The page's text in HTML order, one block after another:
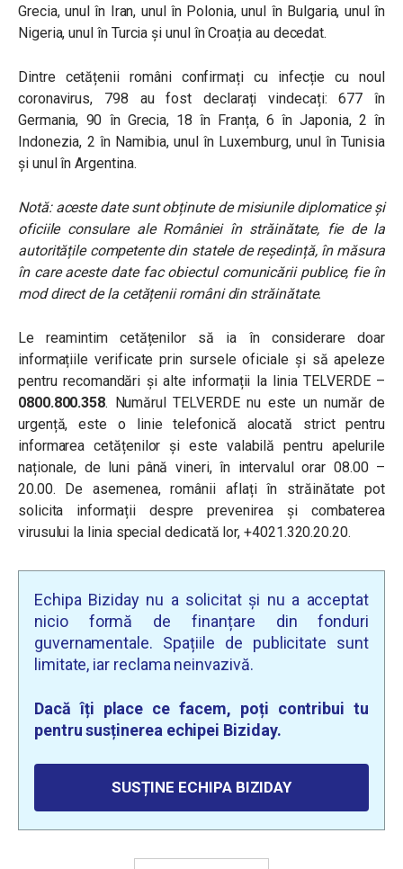
Grecia, unul în Iran, unul în Polonia, unul în Bulgaria, unul în
Nigeria, unul în Turcia și unul în Croația au decedat.
Dintre cetățenii români confirmați cu infecție cu noul
coronavirus, 798 au fost declarați vindecați: 677 în
Germania, 90 în Grecia, 18 în Franța, 6 în Japonia, 2 în
Indonezia, 2 în Namibia, unul în Luxemburg, unul în Tunisia
și unul în Argentina.
Notă: aceste date sunt obținute de misiunile diplomatice și
oficiile consulare ale României în străinătate, fie de la
autoritățile competente din statele de reședință, în măsura
în care aceste date fac obiectul comunicării publice, fie în
mod direct de la cetățenii români din străinătate.
Le reamintim cetățenilor să ia în considerare doar
informațiile verificate prin sursele oficiale și să apeleze
pentru recomandări și alte informații la linia TELVERDE –
0800.800.358. Numărul TELVERDE nu este un număr de
urgență, este o linie telefonică alocată strict pentru
informarea cetățenilor și este valabilă pentru apelurile
naționale, de luni până vineri, în intervalul orar 08.00 –
20.00. De asemenea, românii aflați în străinătate pot
solicita informații despre prevenirea și combaterea
virusului la linia special dedicată lor, +4021.320.20.20.
Echipa Biziday nu a solicitat și nu a acceptat
nicio formă de finanțare din fonduri
guvernamentale. Spațiile de publicitate sunt
limitate, iar reclama neinvazivă.
Dacă îți place ce facem, poți contribui tu
pentru susținerea echipei Biziday.
SUSȚINE ECHIPA BIZIDAY